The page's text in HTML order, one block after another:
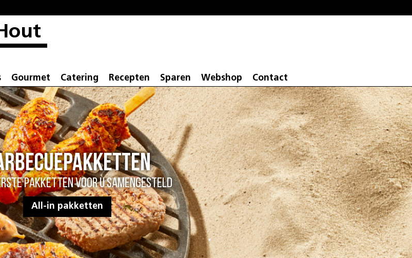
Gourmet Catering Recepten Sparen Webshop Contact
pakketten voor u samengesteld
All-in pakketten